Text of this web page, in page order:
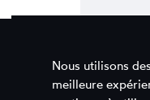
Nous utilisons
meilleure